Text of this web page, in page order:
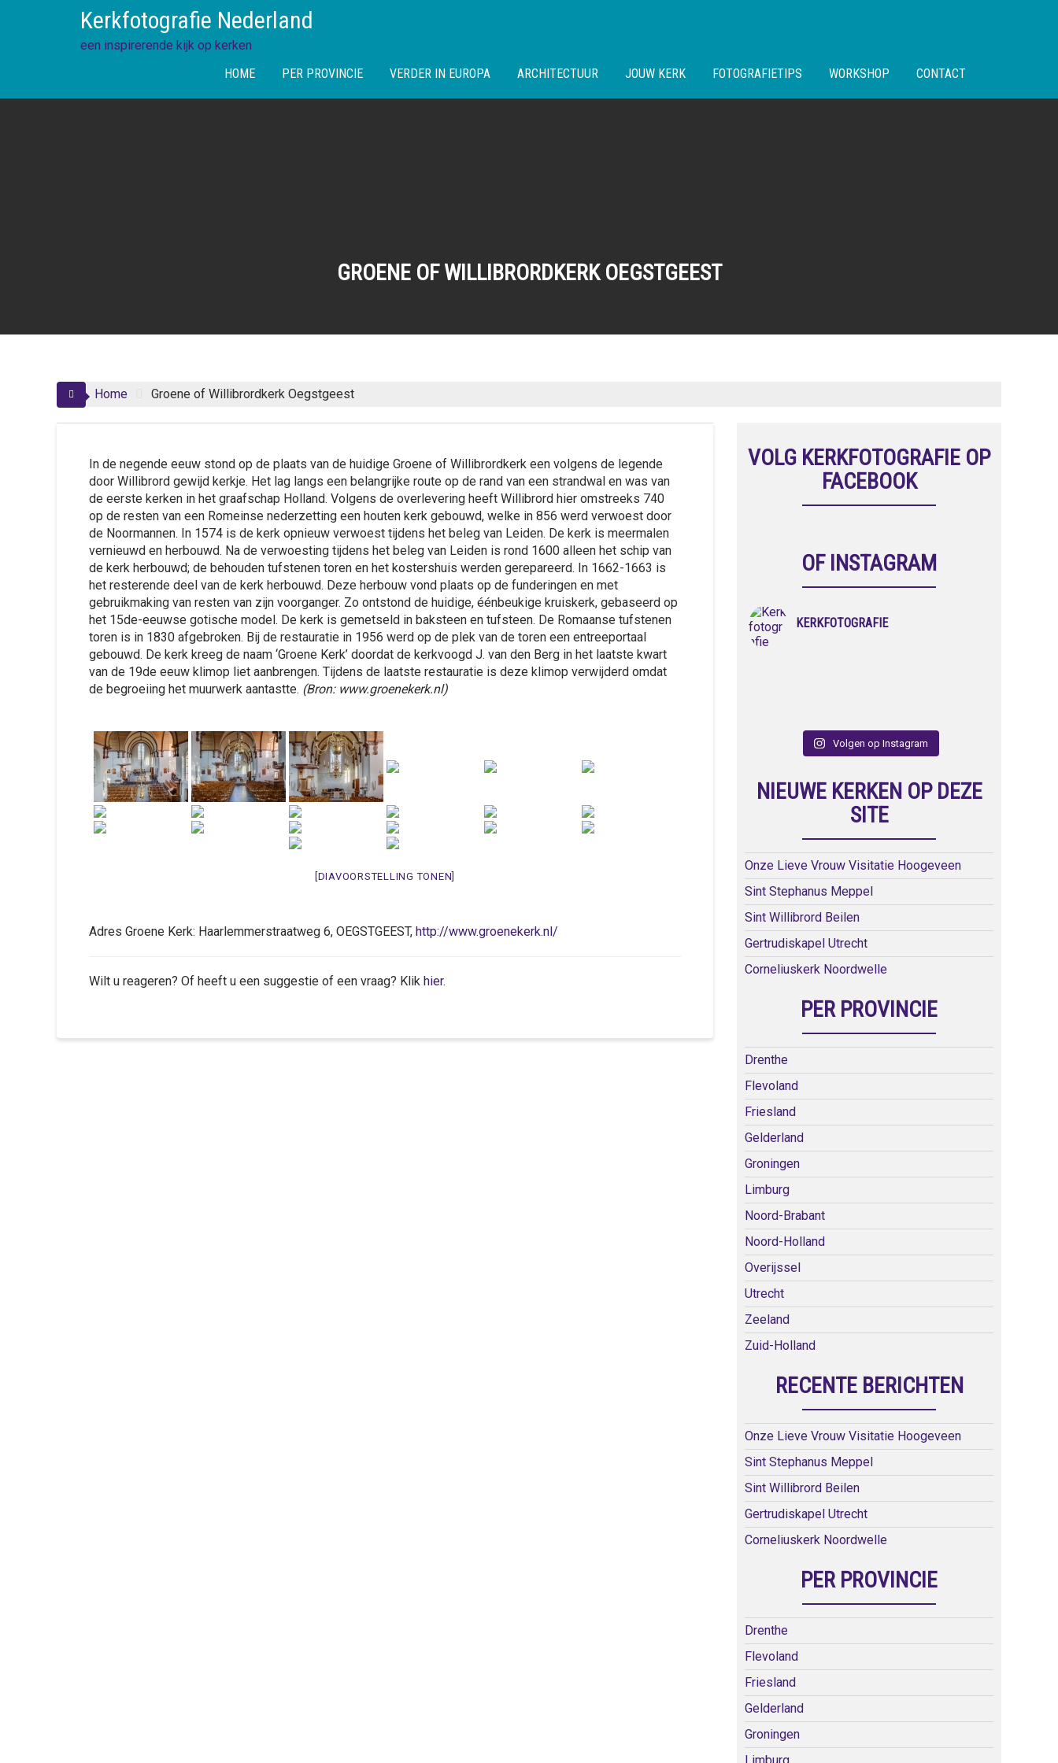
Kerkfotografie Nederland
een inspirerende kijk op kerken
HOME
PER PROVINCIE VERDER IN EUROPA ARCHITECTUUR JOUW KERK FOTOGRAFIETIPS WORKSHOP CONTACT
GROENE OF WILLIBRORDKERK OEGSTGEEST
Home Groene of Willibrordkerk Oegstgeest
In de negende eeuw stond op de plaats van de huidige Groene of Willibrordkerk een volgens de legende
door Willibrord gewijd kerkje. Het lag langs een belangrijke route op de rand van een strandwal en was van
de eerste kerken in het graafschap Holland. Volgens de overlevering heeft Willibrord hier omstreeks 740
op de resten van een Romeinse nederzetting een houten kerk gebouwd, welke in 856 werd verwoest door
de Noormannen. In 1574 is de kerk opnieuw verwoest tijdens het beleg van Leiden. De kerk is meermalen
vernieuwd en herbouwd. Na de verwoesting tijdens het beleg van Leiden is rond 1600 alleen het schip van
de kerk herbouwd; de behouden tufstenen toren en het kostershuis werden gerepareerd. In 1662-1663 is
het resterende deel van de kerk herbouwd. Deze herbouw vond plaats op de funderingen en met
gebruikmaking van resten van zijn voorganger. Zo ontstond de huidige, éénbeukige kruiskerk, gebaseerd op
het 15de-eeuwse gotische model. De kerk is gemetseld in baksteen en tufsteen. De Romaanse tufstenen
toren is in 1830 afgebroken. Bij de restauratie in 1956 werd op de plek van de toren een entreeportaal
gebouwd. De kerk kreeg de naam ‘Groene Kerk’ doordat de kerkvoogd J. van den Berg in het laatste kwart
van de 19de eeuw klimop liet aanbrengen. Tijdens de laatste restauratie is deze klimop verwijderd omdat
de begroeiing het muurwerk aantastte. (Bron: www.groenekerk.nl)
[DIAVOORSTELLING TONEN]
Adres Groene Kerk: Haarlemmerstraatweg 6, OEGSTGEEST, http://www.groenekerk.nl/
Wilt u reageren? Of heeft u een suggestie of een vraag? Klik hier.
VOLG KERKFOTOGRAFIE OP
FACEBOOK
OF INSTAGRAM
KERKFOTOGRAFIE
Volgen op Instagram
NIEUWE KERKEN OP DEZE
SITE
Onze Lieve Vrouw Visitatie Hoogeveen
Sint Stephanus Meppel
Sint Willibrord Beilen
Gertrudiskapel Utrecht
Corneliuskerk Noordwelle
PER PROVINCIE
Drenthe
Flevoland
Friesland
Gelderland
Groningen
Limburg
Noord-Brabant
Noord-Holland
Overijssel
Utrecht
Zeeland
Zuid-Holland
RECENTE BERICHTEN
Onze Lieve Vrouw Visitatie Hoogeveen
Sint Stephanus Meppel
Sint Willibrord Beilen
Gertrudiskapel Utrecht
Corneliuskerk Noordwelle
PER PROVINCIE
Drenthe
Flevoland
Friesland
Gelderland
Groningen